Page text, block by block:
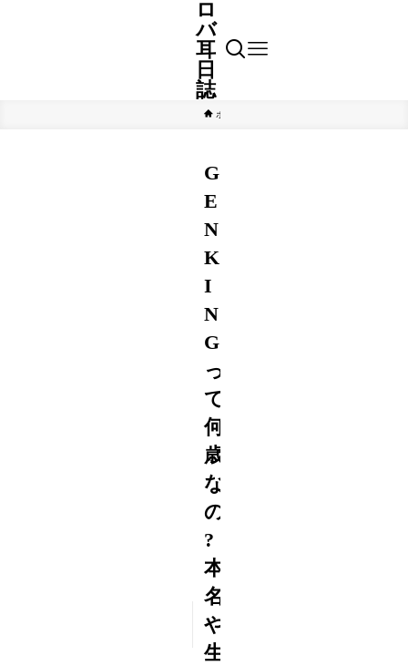
ロ
バ
耳
日
誌
ホーム
G
E
N
K
I
N
G
っ
て
何
歳
な
の
?
本
名
や
生